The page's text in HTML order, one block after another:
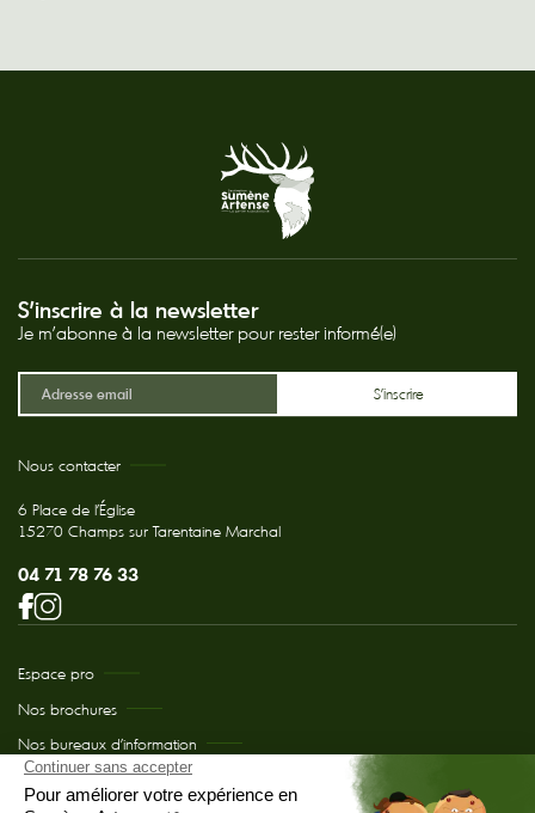
S'inscrire à la newsletter
Je m'abonne à la newsletter pour rester informé(e)
Nous contacter
6 Place de l'Église
15270 Champs sur Tarentaine Marchal
04 71 78 76 33
Espace pro
Nos brochures
Nos bureaux d’information
Comment venir chez nous ?